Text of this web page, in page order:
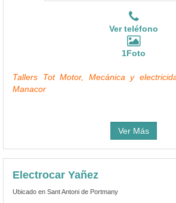
Ver teléfono
1Foto
Tallers Tot Motor, Mecánica y
Manacor
Ver Más
Electrocar Yañez
Ubicado en Sant Antoni de Portmany